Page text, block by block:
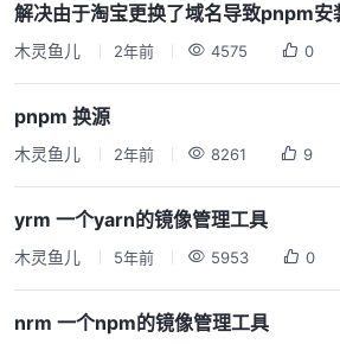
木灵鱼儿 2年前 4575 0
pnpm 换源
木灵鱼儿 2年前 8261 9
yrm 一个yarn的镜像管理工具
木灵鱼儿 5年前 5953 0
nrm 一个npm的镜像管理工具